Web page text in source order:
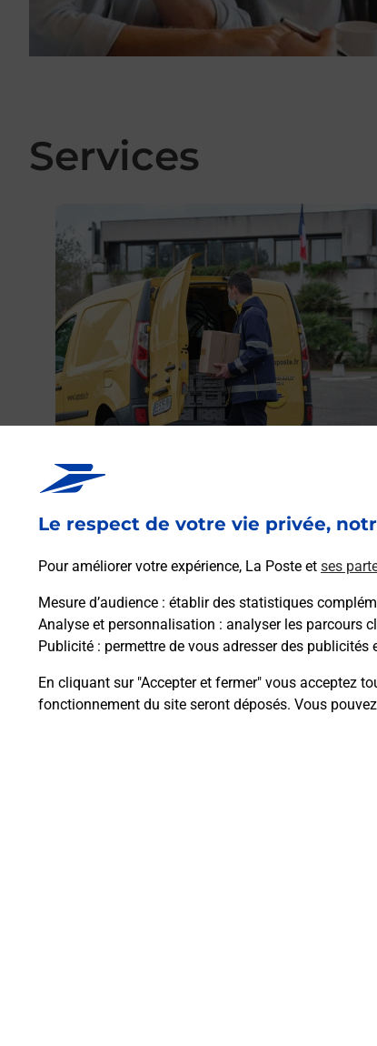
Le respect de votre vie privée,
Pour améliorer votre expérience, La Poste et ses
Mesure d’audience : établir des statistiques
Analyse et personnalisation : analyser les parcours
Publicité : permettre de vous adresser des publicités
En cliquant sur "Accepter et fermer" vous acceptez
fonctionnement du site seront déposés. Vous
Services
Vous souhaitez envoyer un colis depuis : SAINT
(64120) ? Découvrez toutes les solutions
La Poste.
Questions